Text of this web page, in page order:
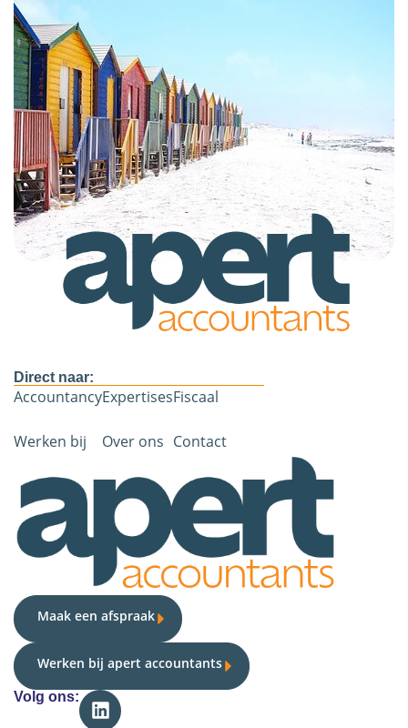
Direct naar:
Accountancy
Werken bij
Expertises
Over ons
Fiscaal
Contact
Maak een afspraak
Werken bij apert accountants
Volg ons: